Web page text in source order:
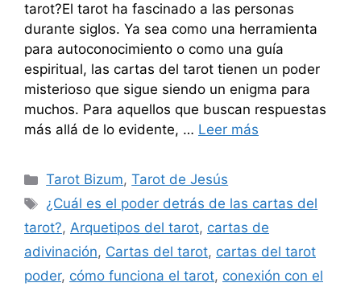
tarot?El tarot ha fascinado a las personas
durante siglos. Ya sea como una herramienta
para autoconocimiento o como una guía
espiritual, las cartas del tarot tienen un poder
misterioso que sigue siendo un enigma para
muchos. Para aquellos que buscan respuestas
más allá de lo evidente, … Leer más
Categorías
Tarot Bizum,Tarot de Jesús
Etiquetas
¿Cuál es el poder detrás de las cartas del
tarot?, Arquetipos del tarot, cartas de
adivinación, Cartas del tarot, cartas del tarot
poder, cómo funciona el tarot, conexión con el